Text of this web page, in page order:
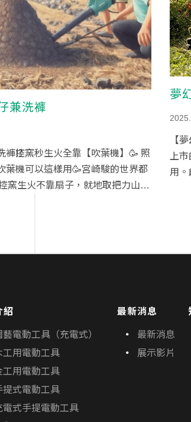
兼洗褲
褲⁉️控窯秒生火全靠【吹葉機】🥳 照
葉機可以這樣用🥳宮崎駿的世界都
窯生火不靠扇子，就地取把力山吹
夢
【
上市
用。
紹
藝電動工具（充電式）
工用電動工具
工用電動工具
提式電動工具
電式手提電動工具
最新消息
最新消息
展示影片